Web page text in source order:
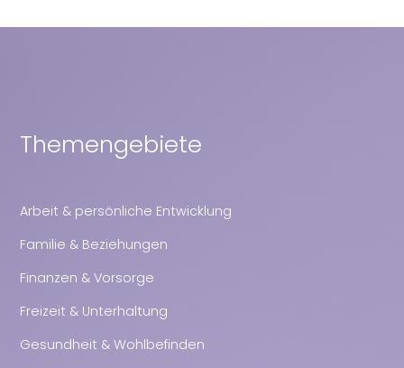
Themengebiete
Arbeit & persönliche Entwicklung
Familie & Beziehungen
Finanzen & Vorsorge
Freizeit & Unterhaltung
Gesundheit & Wohlbefinden